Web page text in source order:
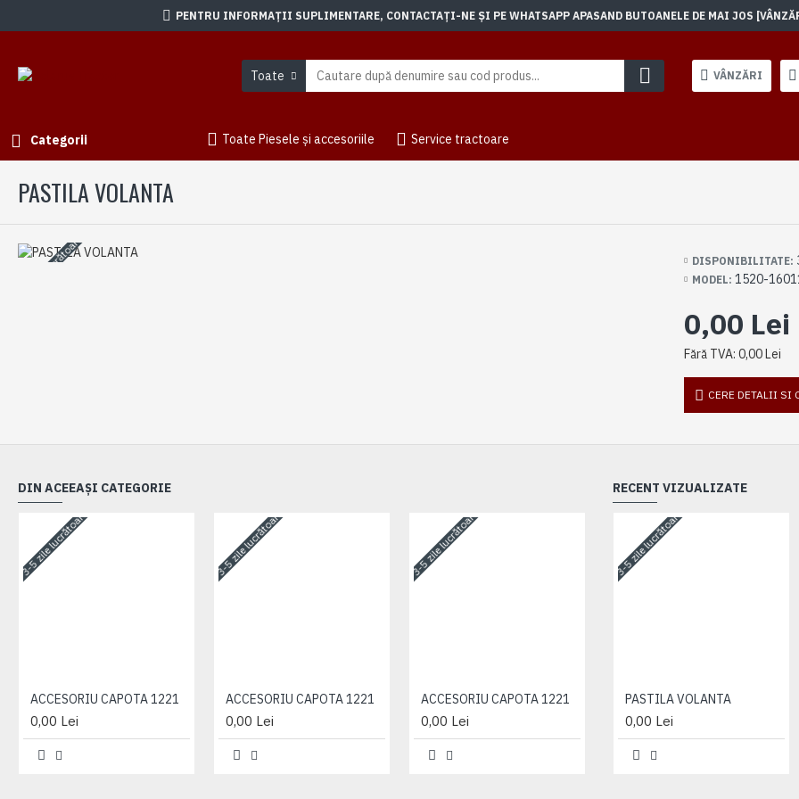
PENTRU INFORMAȚII SUPLIMENTARE, CONTACTAȚI-NE ȘI PE WHATSAPP APASAND BUTOANELE DE MAI JOS
Toate VÂNZĂRI
Categorii Toate Piesele și accesoriile Service tractoare
PASTILA VOLANTA
3-5 zile lucrătoare DISPONIBILITATE:
MODEL: 1520-
0,00 Lei
Fără TVA: 0,00 Lei
CERE DETALII SI
DIN ACEEAȘI CATEGORIE
3-5 zile lucrătoare
ACCESORIU CAPOTA 1221
0,00 Lei
3-5 zile lucrătoare
ACCESORIU CAPOTA 1221
0,00 Lei
3-5 zile lucrătoare
ACCESORIU CAPOTA 1221
0,00 Lei
3-5 zile lucrătoare
ACCESORIU CAPOTA 1221
0,00 Lei
RECENT VIZUALIZATE
3-5 zile lucrătoare
PASTILA VOLANTA
0,00 Lei